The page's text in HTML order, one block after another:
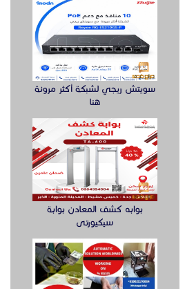
سويتش ريجي لشبكة أكثر مرونة
هنا
بوابه كشف المعادن بوابة
سيكيورتى